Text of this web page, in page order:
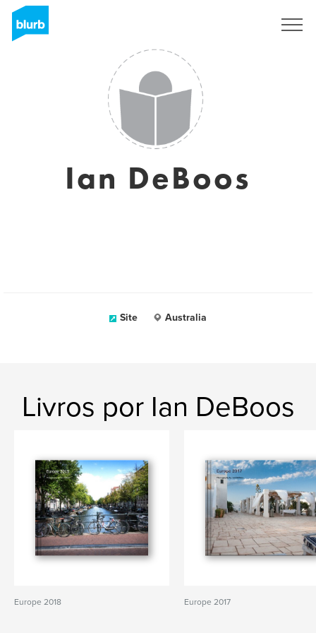
Ian DeBoos
Site Australia
Livros por Ian DeBoos
Europe 2018 Europe 2017